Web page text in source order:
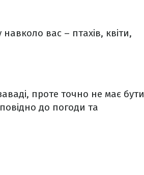
вас – птахів, квіти,
проте точно не має бути
до погоди та